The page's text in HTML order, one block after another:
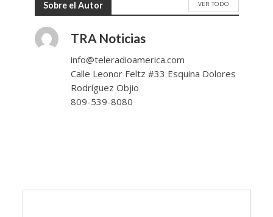
Sobre el Autor VER TODO
TRA Noticias
info@teleradioamerica.com
Calle Leonor Feltz #33 Esquina Dolores
Rodríguez Objio
809-539-8080